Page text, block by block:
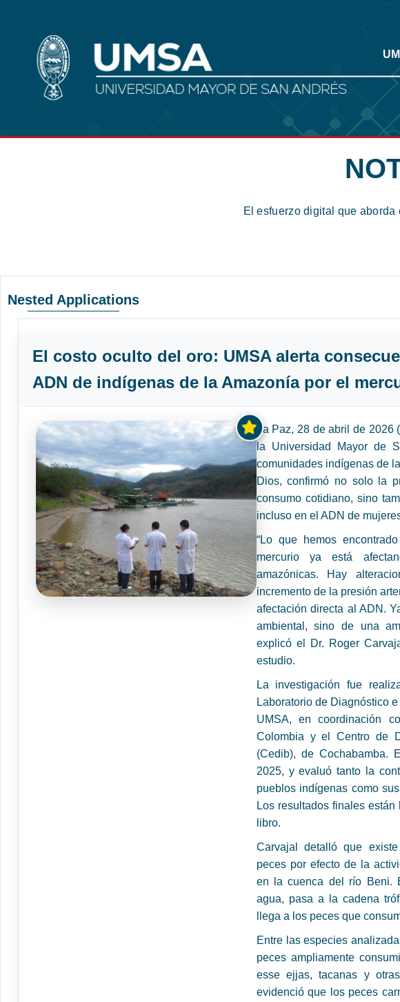
El esfuerzo digital que
Nested Applications
El costo oculto del oro: UMSA alerta
ADN de indígenas de la Amazonía por el
La Paz, 28 de abril de 2026
la Universidad Mayor de
comunidades indígenas de
Dios, confirmó no solo la
consumo cotidiano, sino
incluso en el ADN de
“Lo que hemos
mercurio ya está
amazónicas. Hay
incremento de la presión
afectación directa al ADN.
ambiental, sino de una
explicó el Dr. Roger
estudio.
La investigación fue
Laboratorio de Diagnóstico
UMSA, en coordinación
Colombia y el Centro de
(Cedib), de Cochabamba.
2025, y evaluó tanto la
pueblos indígenas como
Los resultados finales
libro.
Carvajal detalló que
peces por efecto de la
en la cuenca del río Beni.
agua, pasa a la cadena
llega a los peces que
Entre las especies
peces ampliamente
esse ejjas, tacanas y
evidenció que los peces